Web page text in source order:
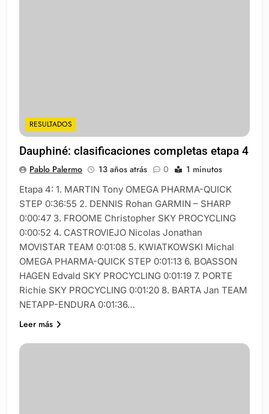
RESULTADOS
Dauphiné: clasificaciones completas etapa 4
Pablo Palermo 13 años atrás 0 1 minutos
Etapa 4: 1. MARTIN Tony OMEGA PHARMA-QUICK
STEP 0:36:55 2. DENNIS Rohan GARMIN – SHARP
0:00:47 3. FROOME Christopher SKY PROCYCLING
0:00:52 4. CASTROVIEJO Nicolas Jonathan
MOVISTAR TEAM 0:01:08 5. KWIATKOWSKI Michal
OMEGA PHARMA-QUICK STEP 0:01:13 6. BOASSON
HAGEN Edvald SKY PROCYCLING 0:01:19 7. PORTE
Richie SKY PROCYCLING 0:01:20 8. BARTA Jan TEAM
NETAPP-ENDURA 0:01:36…
Leer más